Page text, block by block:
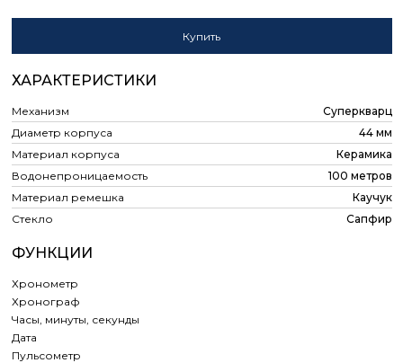
Купить
ХАРАКТЕРИСТИКИ
Механизм
Суперкварц
Диаметр корпуса
44 мм
Материал корпуса
Керамика
Водонепроницаемость
100 метров
Материал ремешка
Каучук
Стекло
Сапфир
ФУНКЦИИ
Хронометр
Хронограф
Часы, минуты, секунды
Дата
Пульсометр